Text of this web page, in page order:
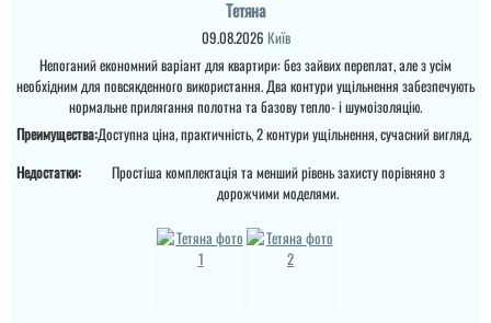
Замовляли троє дверей
в будинок. Двоє глухі і
одне зі склопакетом цієї
моделі.
закінчився в літку 2025.
Зима 2025-2026 рік - іней
на замках внутрі дома (
ремонт закін...
Тетяна
09.08.2026 Київ
Непоганий економний варіант для квартири: без зайвих переплат, але з усім
необхідним для повсякденного використання. Два контури ущільнення забезпечують
нормальне прилягання полотна та базову тепло- і шумоізоляцію.
Преимущества:Доступна ціна, практичність, 2 контури ущільнення, сучасний вигляд.
Недостатки:
Простіша комплектація та менший рівень захисту порівняно з
дорожчими моделями.